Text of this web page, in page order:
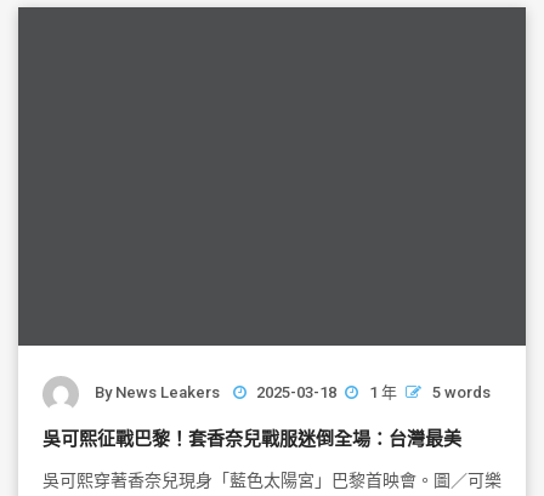
By News Leakers 2025-03-18 1 年 5 words
吳可熙征戰巴黎！套香奈兒戰服迷倒全場：台灣最美
吳可熙穿著香奈兒現身「藍色太陽宮」巴黎首映會。圖／可樂